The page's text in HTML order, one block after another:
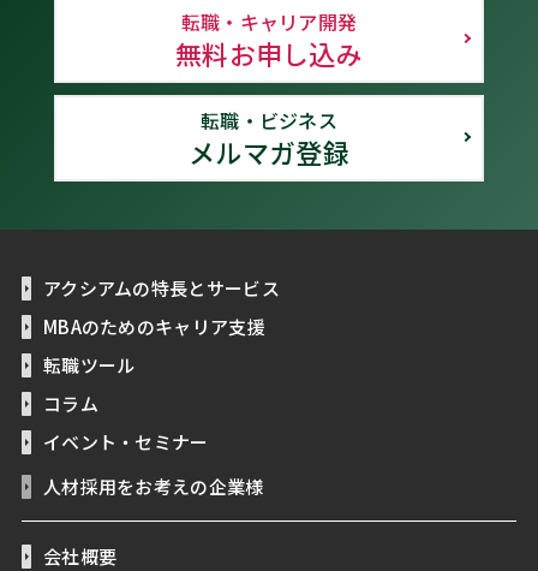
転職・キャリア開発
無料お申し込み
転職・ビジネス
メルマガ登録
アクシアムの特長とサービス
MBAのためのキャリア支援
転職ツール
コラム
イベント・セミナー
人材採用をお考えの企業様
会社概要